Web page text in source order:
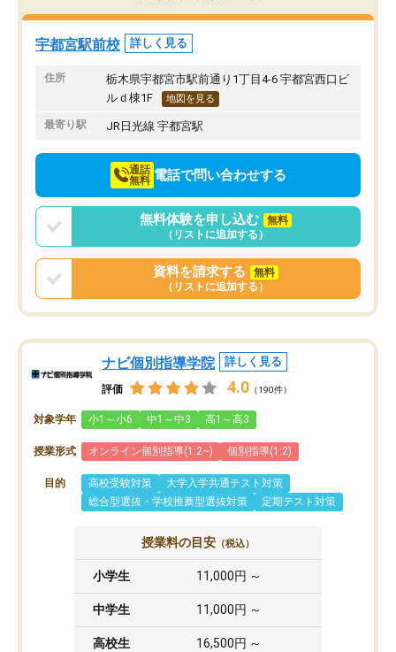
み方が真っすぐに変化（率先して自宅
で復習や予習をする）し成績も向上し
ています。
駅前なので送り迎えが少々負担になっ
ていますが、それを加味しても通って
損はないなと感じています。
たのを覚えています。
塾だと思います。
宇都宮駅前校 詳しく見る
住所
栃木県宇都宮市駅前通り1丁目4-6 宇都宮西口ビ
ルｄ棟1F
地図を見る
最寄り駅 JR日光線 宇都宮駅
通話
無料 電話で問い合わせする
無料体験を申し込む
無料
（リストに追加する）
資料を請求する
無料
（リストに追加する）
ナビ個別指導学院 詳しく見る
評価 4.0 （190件）
対象学年 小1～小6 中1～中3 高1～高3
授業形式 オンライン個別指導(1:2~) 個別指導(1:2)
目的 高校受験対策
大学入学共通テスト対策
総合型選抜・学校推薦型選抜対策
定期テスト対策
授業料の目安 （税込）
小学生 11,000円 ～
中学生 11,000円 ～
高校生 16,500円 ～